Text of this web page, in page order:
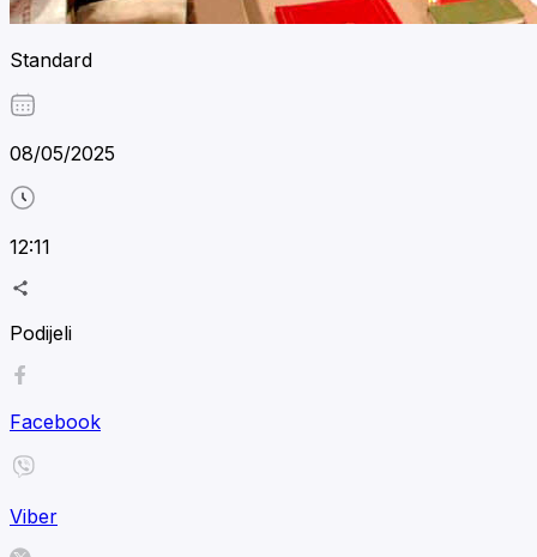
Standard
08/05/2025
12:11
Podijeli
Facebook
Viber